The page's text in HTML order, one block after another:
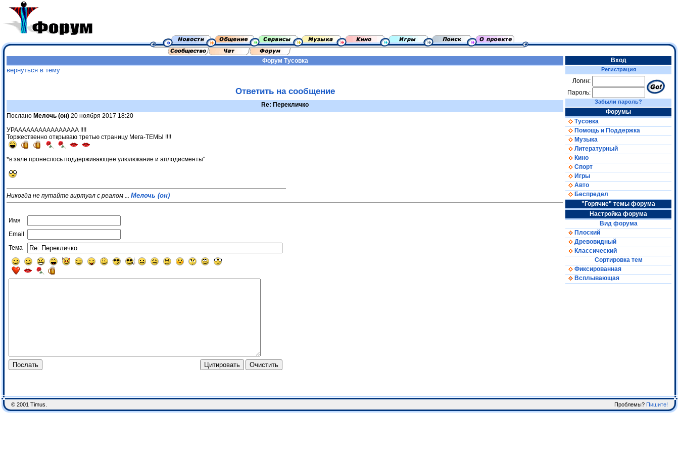
Форум Тусовка
вернуться в тему
Ответить на сообщение
Re: Перекличко
Послано Мелочь (он) 20 ноября 2017 18:20
УРАААААААААААААААА !!!!
Торжественно открываю третью страницу Мега-ТЕМЫ !!!!
*в зале пронеслось поддерживающее улюлюкание и аплодисменты"
Никогда не путайте виртуал с реалом ... Мелочь (он)
Имя
Email
Тема
Вход
Регистрация
Логин:
Пароль:
Забыли пароль?
Форумы
Тусовка
Помощь и Поддержка
Музыка
Литературный
Кино
Спорт
Игры
Авто
Беспредел
"Горячие" темы форума
Настройка форума
Вид форума
Плоский
Древовидный
Классический
Сортировка тем
Фиксированная
Всплывающая
© 2001 Timus. Проблемы? Пишите!